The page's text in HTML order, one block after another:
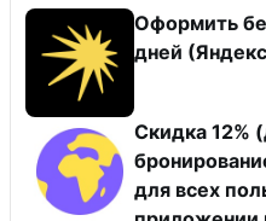
Оформить
дней
Скидка 12%
для всех